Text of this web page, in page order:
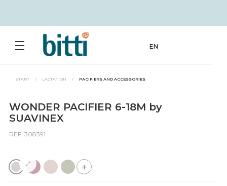
EN
START / LACTATION / PACIFIERS AND ACCESSORIES
WONDER PACIFIER 6-18M by
SUAVINEX
REF: 308391
+